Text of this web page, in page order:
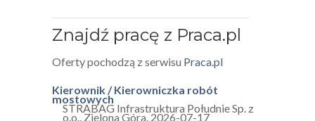
Znajdź pracę z Praca.pl
Oferty pochodzą z serwisu Praca.pl
Kierownik / Kierowniczka robót
mostowych
STRABAG Infrastruktura Południe Sp. z
o.o. ,Zielona Góra,2026-07-17